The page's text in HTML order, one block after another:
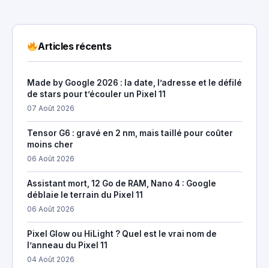
Articles récents
Made by Google 2026 : la date, l’adresse et le défilé
de stars pour t’écouler un Pixel 11
07 Août 2026
Tensor G6 : gravé en 2 nm, mais taillé pour coûter
moins cher
06 Août 2026
Assistant mort, 12 Go de RAM, Nano 4 : Google
déblaie le terrain du Pixel 11
06 Août 2026
Pixel Glow ou HiLight ? Quel est le vrai nom de
l’anneau du Pixel 11
04 Août 2026